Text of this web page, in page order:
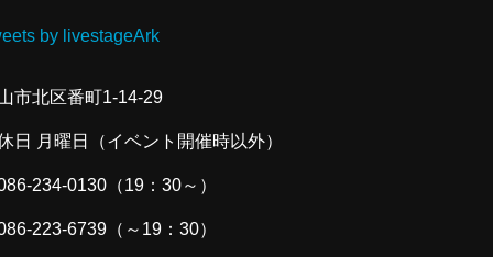
by livestageArk
市北区番町1-14-29
日 月曜日（イベント開催時以外）
234-0130（19：30～）
223-6739（～19：30）